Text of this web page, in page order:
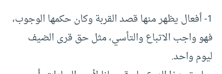
1- أفعال يظهر منها قصد القربة وكان حكمها الوجوب،
فهو واجب الاتباع والتأسي، مثل حق قرى الضيف
ليوم واحد.